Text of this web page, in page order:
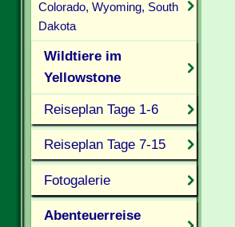
Colorado, Wyoming, South
Dakota
Wildtiere im
Yellowstone
Reiseplan Tage 1-6
Reiseplan Tage 7-15
Fotogalerie
Abenteuerreise